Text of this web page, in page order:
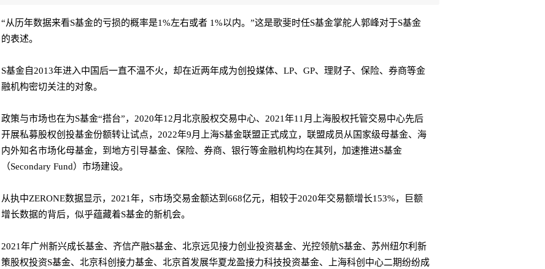
“从历年数据来看S基金的亏损的概率是1%左右或者 1%以内。”这是歌斐时任S基金掌舵人郭峰对于S基金
的表述。
S基金自2013年进入中国后一直不温不火，却在近两年成为创投媒体、LP、GP、理财子、保险、券商等金
融机构密切关注的对象。
政策与市场也在为S基金“搭台”，2020年12月北京股权交易中心、2021年11月上海股权托管交易中心先后
开展私募股权创投基金份额转让试点，2022年9月上海S基金联盟正式成立，联盟成员从国家级母基金、海
内外知名市场化母基金，到地方引导基金、保险、券商、银行等金融机构均在其列，加速推进S基金
（Secondary Fund）市场建设。
从执中ZERONE数据显示，2021年，S市场交易金额达到668亿元，相较于2020年交易额增长153%，巨额
增长数据的背后，似乎蕴藏着S基金的新机会。
2021年广州新兴成长基金、齐信产融S基金、北京远见接力创业投资基金、光控领航S基金、苏州纽尔利新
策股权投资S基金、北京科创接力基金、北京首发展华夏龙盈接力科技投资基金、上海科创中心二期纷纷成